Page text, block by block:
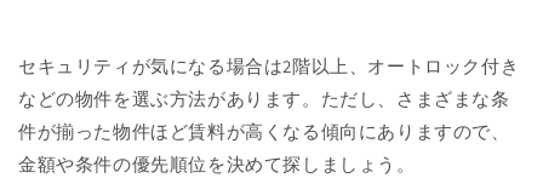
セキュリティが気になる場合は2階以上、オートロック付き
などの物件を選ぶ方法があります。ただし、さまざまな条
件が揃った物件ほど賃料が高くなる傾向にありますので、
金額や条件の優先順位を決めて探しましょう。